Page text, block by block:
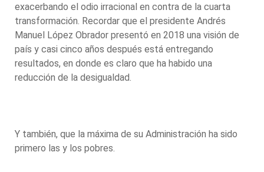
exacerbando el odio irracional en contra de la cuarta
transformación. Recordar que el presidente Andrés
Manuel López Obrador presentó en 2018 una visión de
país y casi cinco años después está entregando
resultados, en donde es claro que ha habido una
reducción de la desigualdad.
Y también, que la máxima de su Administración ha sido
primero las y los pobres.